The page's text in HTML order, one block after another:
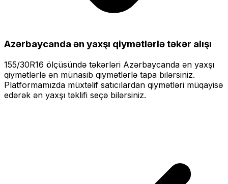
Azərbaycanda ən yaxşı qiymətlərlətəkər alışı
155/30R16 ölçüsündə təkərləri Azərbaycanda ən yaxşı
qiymətlərlə ən münasib qiymətlərlə tapa bilərsiniz.
Platformamızda müxtəlif satıcılardan qiymətləri müqayisə
edərək ən yaxşı təklifi seçə bilərsiniz.